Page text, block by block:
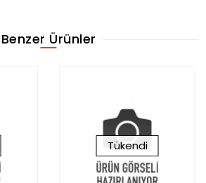
Benzer Ürünler
Tükendi